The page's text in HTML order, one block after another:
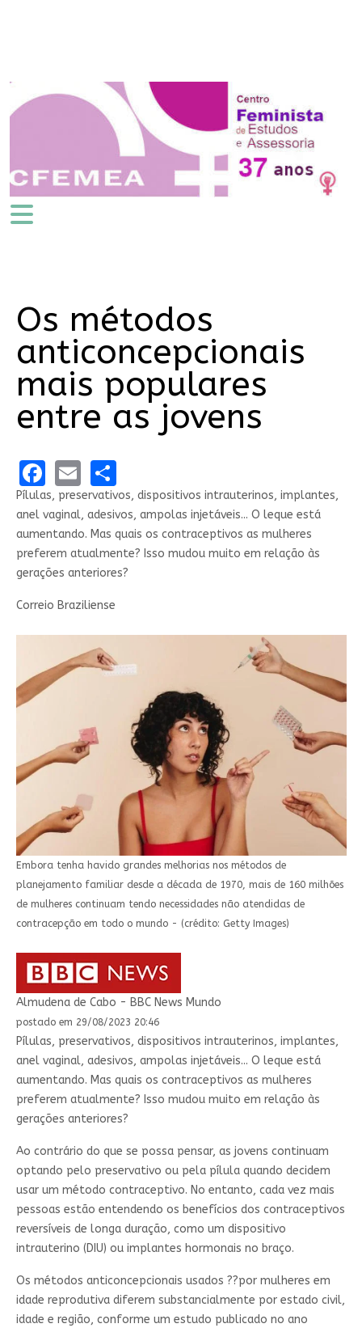
Os métodos
anticoncepcionais
mais populares
entre as jovens
Facebook
EmailShare
Pílulas, preservativos, dispositivos intrauterinos, implantes,
anel vaginal, adesivos, ampolas injetáveis... O leque está
aumentando. Mas quais os contraceptivos as mulheres
preferem atualmente? Isso mudou muito em relação às
gerações anteriores?
Correio Braziliense
Embora tenha havido grandes melhorias nos métodos de
planejamento familiar desde a década de 1970, mais de 160 milhões
de mulheres continuam tendo necessidades não atendidas de
contracepção em todo o mundo - (crédito: Getty Images)
Almudena de Cabo - BBC News Mundo
postado em 29/08/2023 20:46
Pílulas, preservativos, dispositivos intrauterinos, implantes,
anel vaginal, adesivos, ampolas injetáveis... O leque está
aumentando. Mas quais os contraceptivos as mulheres
preferem atualmente? Isso mudou muito em relação às
gerações anteriores?
Ao contrário do que se possa pensar, as jovens continuam
optando pelo preservativo ou pela pílula quando decidem
usar um método contraceptivo. No entanto, cada vez mais
pessoas estão entendendo os benefícios dos contraceptivos
reversíveis de longa duração, como um dispositivo
intrauterino (DIU) ou implantes hormonais no braço.
Os métodos anticoncepcionais usados ??por mulheres em
idade reprodutiva diferem substancialmente por estado civil,
idade e região, conforme um estudo publicado no ano